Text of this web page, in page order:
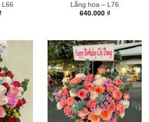
L66
Lẵng hoa – L76
640.000 ₫